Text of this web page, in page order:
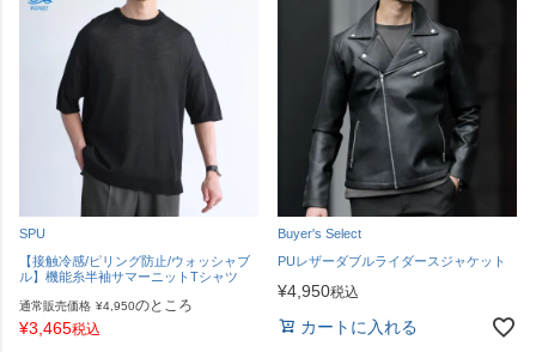
SPU
【接触冷感/ピリング防止/ウォッシャブ
ル】機能糸半袖サマーニットTシャツ
通常販売価格 ¥4,950のところ
¥3,465税込
Buyer's Select
PUレザーダブルライダースジャケット
¥4,950税込
カートに入れる